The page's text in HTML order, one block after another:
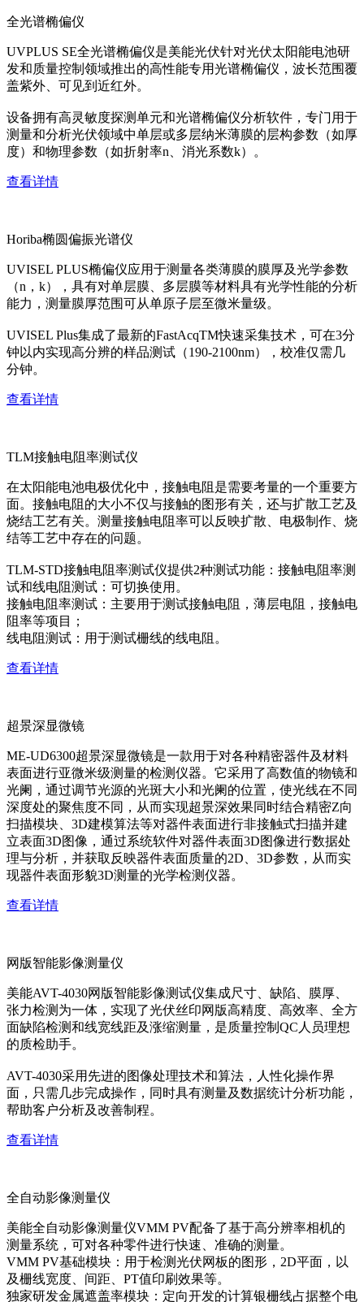
全光谱椭偏仪
UVPLUS SE全光谱椭偏仪是美能光伏针对光伏太阳能电池研
发和质量控制领域推出的高性能专用光谱椭偏仪，波长范围覆
盖紫外、可见到近红外。
设备拥有高灵敏度探测单元和光谱椭偏仪分析软件，专门用于
测量和分析光伏领域中单层或多层纳米薄膜的层构参数（如厚
度）和物理参数（如折射率n、消光系数k）。
查看详情
Horiba椭圆偏振光谱仪
UVISEL PLUS椭偏仪应用于测量各类薄膜的膜厚及光学参数
（n，k），具有对单层膜、多层膜等材料具有光学性能的分析
能力，测量膜厚范围可从单原子层至微米量级。
UVISEL Plus集成了最新的FastAcqTM快速采集技术，可在3分
钟以内实现高分辨的样品测试（190-2100nm），校准仅需几
分钟。
查看详情
TLM接触电阻率测试仪
在太阳能电池电极优化中，接触电阻是需要考量的一个重要方
面。接触电阻的大小不仅与接触的图形有关，还与扩散工艺及
烧结工艺有关。测量接触电阻率可以反映扩散、电极制作、烧
结等工艺中存在的问题。
TLM-STD接触电阻率测试仪提供2种测试功能：接触电阻率测
试和线电阻测试：可切换使用。
接触电阻率测试：主要用于测试接触电阻，薄层电阻，接触电
阻率等项目；
线电阻测试：用于测试栅线的线电阻。
查看详情
超景深显微镜
ME-UD6300超景深显微镜是一款用于对各种精密器件及材料
表面进行亚微米级测量的检测仪器。它采用了高数值的物镜和
光阑，通过调节光源的光斑大小和光阑的位置，使光线在不同
深度处的聚焦度不同，从而实现超景深效果同时结合精密Z向
扫描模块、3D建模算法等对器件表面进行非接触式扫描并建
立表面3D图像，通过系统软件对器件表面3D图像进行数据处
理与分析，并获取反映器件表面质量的2D、3D参数，从而实
现器件表面形貌3D测量的光学检测仪器。
查看详情
网版智能影像测量仪
美能AVT-4030网版智能影像测试仪集成尺寸、缺陷、膜厚、
张力检测为一体，实现了光伏丝印网版高精度、高效率、全方
面缺陷检测和线宽线距及涨缩测量，是质量控制QC人员理想
的质检助手。
AVT-4030采用先进的图像处理技术和算法，人性化操作界
面，只需几步完成操作，同时具有测量及数据统计分析功能，
帮助客户分析及改善制程。
查看详情
全自动影像测量仪
美能全自动影像测量仪VMM PV配备了基于高分辨率相机的
测量系统，可对各种零件进行快速、准确的测量。
VMM PV基础模块：用于检测光伏网板的图形，2D平面，以
及栅线宽度、间距、PT值印刷效果等。
独家研发金属遮盖率模块：定向开发的计算银栅线占据整个电